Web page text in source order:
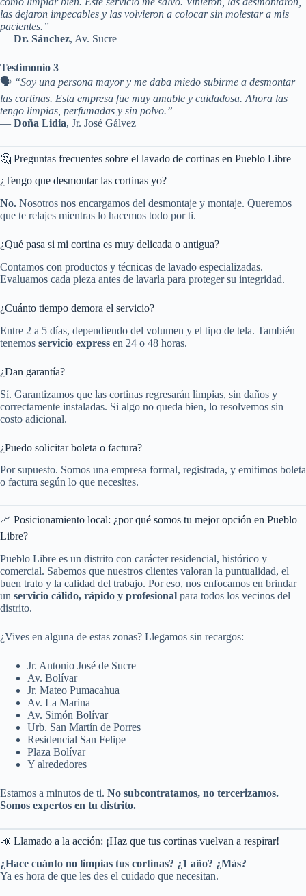
las dejaron impecables y las volvieron a colocar sin molestar a mis
pacientes.”
— Dr. Sánchez, Av. Sucre
Testimonio 3
🗣️ “Soy una persona mayor y me daba miedo subirme a desmontar
las cortinas. Esta empresa fue muy amable y cuidadosa. Ahora las
tengo limpias, perfumadas y sin polvo.”
— Doña Lidia, Jr. José Gálvez
🤔 Preguntas frecuentes sobre el lavado de cortinas en Pueblo Libre
¿Tengo que desmontar las cortinas yo?
No. Nosotros nos encargamos del desmontaje y montaje. Queremos
que te relajes mientras lo hacemos todo por ti.
¿Qué pasa si mi cortina es muy delicada o antigua?
Contamos con productos y técnicas de lavado especializadas.
Evaluamos cada pieza antes de lavarla para proteger su integridad.
¿Cuánto tiempo demora el servicio?
Entre 2 a 5 días, dependiendo del volumen y el tipo de tela. También
tenemos servicio express en 24 o 48 horas.
¿Dan garantía?
Sí. Garantizamos que las cortinas regresarán limpias, sin daños y
correctamente instaladas. Si algo no queda bien, lo resolvemos sin
costo adicional.
¿Puedo solicitar boleta o factura?
Por supuesto. Somos una empresa formal, registrada, y emitimos boleta
o factura según lo que necesites.
📈 Posicionamiento local: ¿por qué somos tu mejor opción en Pueblo
Libre?
Pueblo Libre es un distrito con carácter residencial, histórico y
comercial. Sabemos que nuestros clientes valoran la puntualidad, el
buen trato y la calidad del trabajo. Por eso, nos enfocamos en brindar
un servicio cálido, rápido y profesional para todos los vecinos del
distrito.
¿Vives en alguna de estas zonas? Llegamos sin recargos:
Jr. Antonio José de Sucre
Av. Bolívar
Jr. Mateo Pumacahua
Av. La Marina
Av. Simón Bolívar
Urb. San Martín de Porres
Residencial San Felipe
Plaza Bolívar
Y alrededores
Estamos a minutos de ti. No subcontratamos, no tercerizamos.
Somos expertos en tu distrito.
📣 Llamado a la acción: ¡Haz que tus cortinas vuelvan a respirar!
¿Hace cuánto no limpias tus cortinas? ¿1 año? ¿Más?
Ya es hora de que les des el cuidado que necesitan.